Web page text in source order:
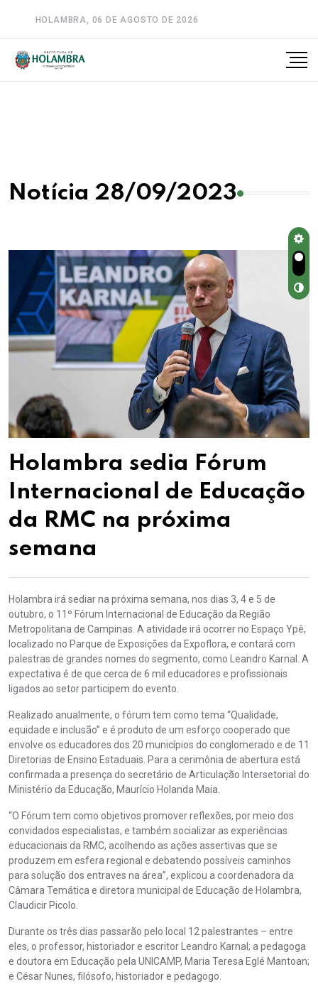
HOLAMBRA, 06 DE AGOSTO DE 2026
Notícia 28/09/2023
Holambra sedia Fórum
Internacional de Educação
da RMC na próxima
semana
Holambra irá sediar na próxima semana, nos dias 3, 4 e 5 de
outubro, o 11º Fórum Internacional de Educação da Região
Metropolitana de Campinas. A atividade irá ocorrer no Espaço Ypê,
localizado no Parque de Exposições da Expoflora, e contará com
palestras de grandes nomes do segmento, como Leandro Karnal. A
expectativa é de que cerca de 6 mil educadores e profissionais
ligados ao setor participem do evento.
Realizado anualmente, o fórum tem como tema “Qualidade,
equidade e inclusão” e é produto de um esforço cooperado que
envolve os educadores dos 20 municípios do conglomerado e de 11
Diretorias de Ensino Estaduais. Para a cerimônia de abertura está
confirmada a presença do secretário de Articulação Intersetorial do
Ministério da Educação, Maurício Holanda Maia.
“O Fórum tem como objetivos promover reflexões, por meio dos
convidados especialistas, e também socializar as experiências
educacionais da RMC, acolhendo as ações assertivas que se
produzem em esfera regional e debatendo possíveis caminhos
para solução dos entraves na área”, explicou a coordenadora da
Câmara Temática e diretora municipal de Educação de Holambra,
Claudicir Picolo.
Durante os três dias passarão pelo local 12 palestrantes – entre
eles, o professor, historiador e escritor Leandro Karnal; a pedagoga
e doutora em Educação pela UNICAMP, Maria Teresa Eglé Mantoan;
e César Nunes, filósofo, historiador e pedagogo.